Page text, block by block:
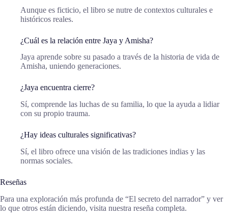
Aunque es ficticio, el libro se nutre de contextos culturales e
históricos reales.
¿Cuál es la relación entre Jaya y Amisha?
Jaya aprende sobre su pasado a través de la historia de vida de
Amisha, uniendo generaciones.
¿Jaya encuentra cierre?
Sí, comprende las luchas de su familia, lo que la ayuda a lidiar
con su propio trauma.
¿Hay ideas culturales significativas?
Sí, el libro ofrece una visión de las tradiciones indias y las
normas sociales.
Reseñas
Para una exploración más profunda de “El secreto del narrador” y ver
lo que otros están diciendo, visita nuestra reseña completa.